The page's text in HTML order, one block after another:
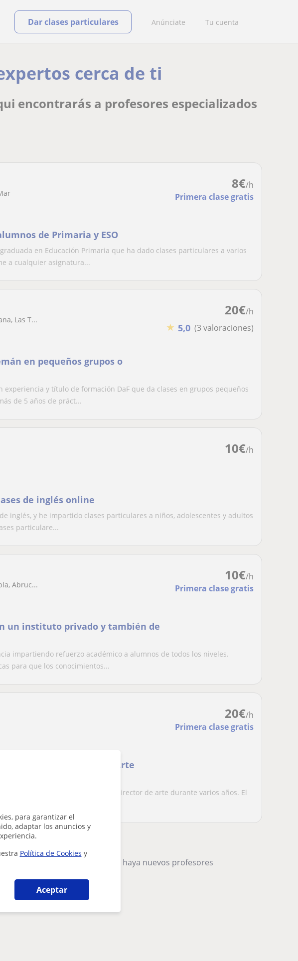
para garantizar el
adaptar los anuncios y
Política de Cookies y
Aceptar
Anúnciate Tu cuenta
Dar clases particulares
cerca de ti
encontrarás a profesores especializados
8€/h
Primera clase gratis
de Primaria y ESO
en Educación Primaria que ha dado clases particulares a varios
a cualquier asignatura...
20€/h
★ 5,0 (3 valoraciones)
Las T...
en pequeños grupos o
experiencia y título de formación DaF que da clases en grupos pequeños
de 5 años de práct...
10€/h
de inglés online
inglés, y he impartido clases particulares a niños, adolescentes y adultos
particulare...
10€/h
Primera clase gratis
Abruc...
un instituto privado y también de
impartiendo refuerzo académico a alumnos de todos los niveles.
para que los conocimientos...
20€/h
Primera clase gratis
Ilustración digital, Arte
típico de un estudio, pues he sido director de arte durante varios años. El
y te avisaremos cuando haya nuevos profesores